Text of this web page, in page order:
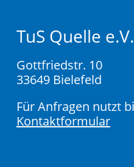
TuS Quelle e.V.
Gottfriedstr. 10
33649 Bielefeld
Für Anfragen nutzt
Kontaktformular